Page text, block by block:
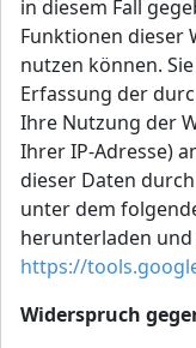
in diesem Fall
Funktionen dieser
nutzen können.
Erfassung der
Ihre Nutzung der
Ihrer IP-Adresse)
dieser Daten
unter dem
herunterladen
https://
Widerspruch